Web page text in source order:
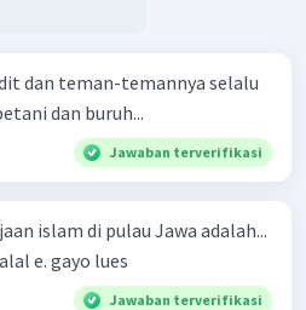
dan teman-temannya selalu
dan buruh...
Jawaban terverifikasi
islam di pulau Jawa adalah...
a. tua palopo b. mantingan c. suriansyah d. al-halal e. gayo lues
Jawaban terverifikasi